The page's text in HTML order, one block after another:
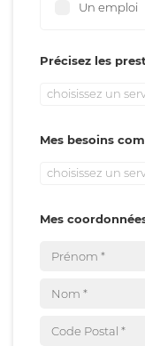
Un emploi
Précisez les
choisissez un
Mes besoins
choisissez un
Mes